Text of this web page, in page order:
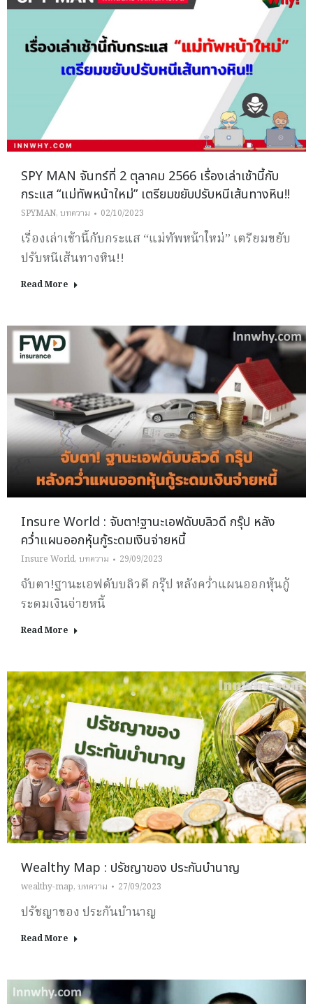
SPY MAN จันทร์ที่ 2 ตุลาคม 2566 เรื่องเล่าเช้านี้กับ
กระแส “แม่ทัพหน้าใหม่” เตรียมขยับปรับหนีเส้นทางหิน!!
SPYMAN, บทความ 02/10/2023
เรื่องเล่าเช้านี้กับกระแส “แม่ทัพหน้าใหม่” เตรียมขยับ
ปรับหนีเส้นทางหิน!!
Read More
Insure World : จับตา!ฐานะเอฟดับบลิวดี กรุ๊ป หลัง
คว่ำแผนออกหุ้นกู้ระดมเงินจ่ายหนี้
Insure World, บทความ 29/09/2023
จับตา!ฐานะเอฟดับบลิวดี กรุ๊ป หลังคว่ำแผนออกหุ้นกู้
ระดมเงินจ่ายหนี้
Read More
Wealthy Map : ปรัชญาของ ประกันบำนาญ
wealthy-map, บทความ 27/09/2023
ปรัชญาของ ประกันบำนาญ
Read More